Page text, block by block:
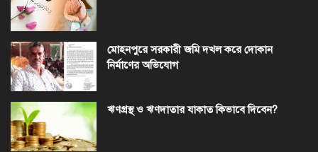
মোহনপুরে সরকারী জমি দখল করে দোকান
নির্মাণের অভিযোগ
ঋণগ্রস্থ ও ঋণদাতার যাকাত কিভাবে দিবেন?